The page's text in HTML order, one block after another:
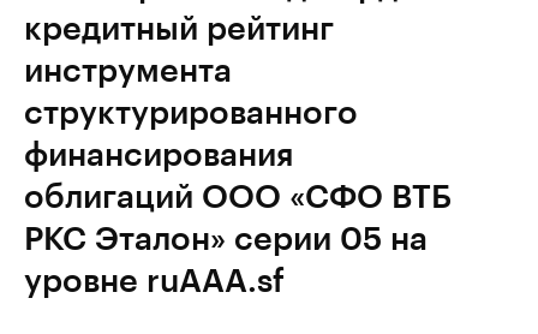
кредитный рейтинг
инструмента
структурированного
финансирования
облигаций ООО «СФО ВТБ
РКС Эталон» серии 05 на
уровне ruAAA.sf